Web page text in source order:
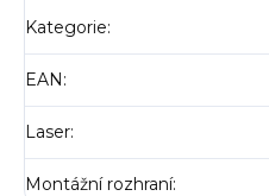
Kategorie:
EAN:
Laser:
Montážní rozhraní: